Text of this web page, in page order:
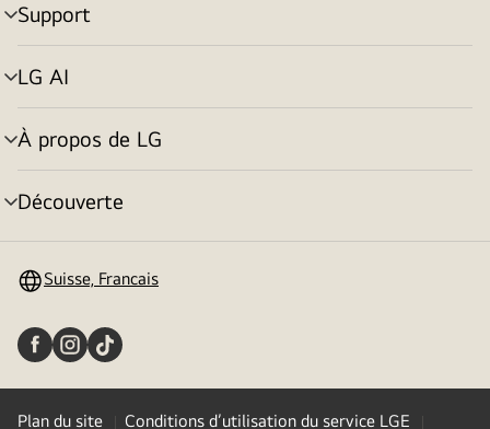
Support
menu
déroulant
LG AI
menu
déroulant
À propos de LG
menu
déroulant
Découverte
menu
Suisse, Francais
Plan du site Conditions d’utilisation du service LGE